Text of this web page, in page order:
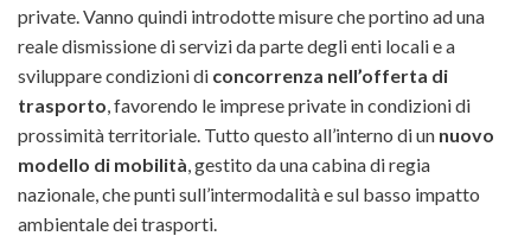
private. Vanno quindi introdotte misure che portino ad una
reale dismissione di servizi da parte degli enti locali e a
sviluppare condizioni di concorrenza nell’offerta di
trasporto, favorendo le imprese private in condizioni di
prossimità territoriale. Tutto questo all’interno di un nuovo
modello di mobilità, gestito da una cabina di regia
nazionale, che punti sull’intermodalità e sul basso impatto
ambientale dei trasporti.